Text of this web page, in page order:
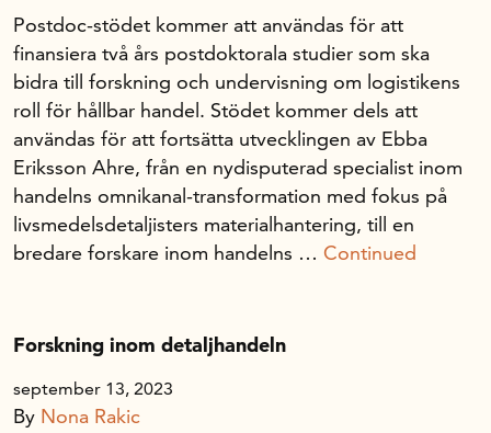
Postdoc-stödet kommer att användas för att
finansiera två års postdoktorala studier som ska
bidra till forskning och undervisning om logistikens
roll för hållbar handel. Stödet kommer dels att
användas för att fortsätta utvecklingen av Ebba
Eriksson Ahre, från en nydisputerad specialist inom
handelns omnikanal-transformation med fokus på
livsmedelsdetaljisters materialhantering, till en
bredare forskare inom handelns … Continued
Forskning inom detaljhandeln
september 13, 2023
By Nona Rakic